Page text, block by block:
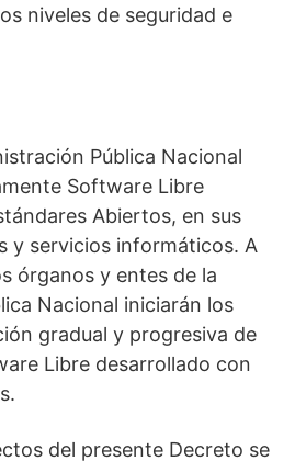
niveles de seguridad e
Pública Nacional
Software Libre
Abiertos, en sus
y servicios informáticos. A
órganos y entes de la
Nacional iniciarán los
gradual y progresiva de
Libre desarrollado con
del presente Decreto se